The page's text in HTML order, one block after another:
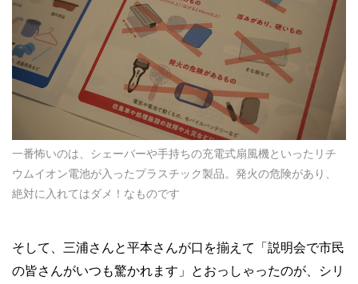
一番怖いのは、シェーバーや手持ちの充電式扇風機といったリチ
ウムイオン電池が入ったプラスチック製品。発火の危険があり、
絶対に入れてはダメ！なものです
そして、三浦さんと平本さんが口を揃えて「説明会で市民
の皆さんがいつも驚かれます」とおっしゃったのが、シリ